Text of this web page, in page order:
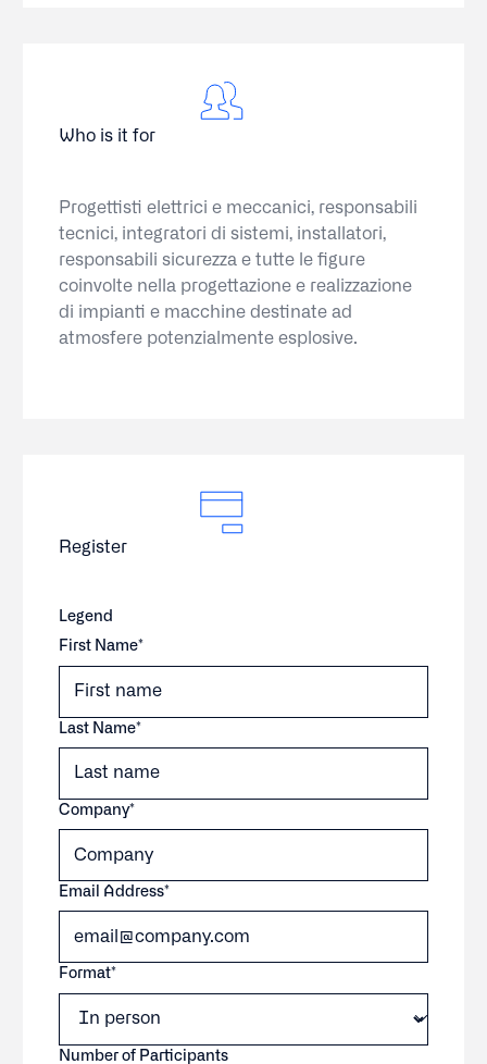
Who is it for
Progettisti elettrici e meccanici, responsabili
tecnici, integratori di sistemi, installatori,
responsabili sicurezza e tutte le figure
coinvolte nella progettazione e realizzazione
di impianti e macchine destinate ad
atmosfere potenzialmente esplosive.
Register
Legend
First Name*
Last Name*
Company*
Email Address*
Format*
Number of Participants